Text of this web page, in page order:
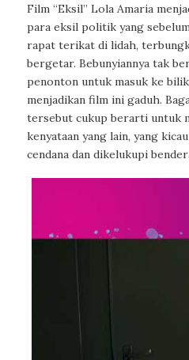
Film “Eksil” Lola Amaria
para eksil politik yang
rapat terikat di lidah,
bergetar. Bebunyiannya tak
penonton untuk masuk ke
menjadikan film ini gaduh.
tersebut cukup berarti untuk
kenyataan yang lain, yang
cendana dan dikelukupi